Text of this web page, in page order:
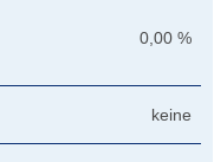
0,00 %
keine